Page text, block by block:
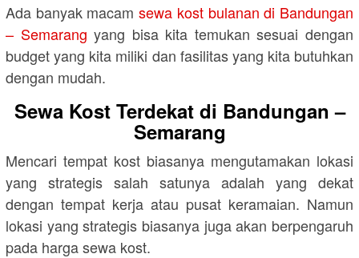
Ada banyak macamsewa kost bulanan di Bandungan
– Semarang yang bisa kita temukan sesuai dengan
budget yang kita miliki dan fasilitas yang kita butuhkan
dengan mudah.
Sewa Kost Terdekat di Bandungan –
Semarang
Mencari tempat kost biasanya mengutamakan lokasi
yang strategis salah satunya adalah yang dekat
dengan tempat kerja atau pusat keramaian. Namun
lokasi yang strategis biasanya juga akan berpengaruh
pada harga sewa kost.